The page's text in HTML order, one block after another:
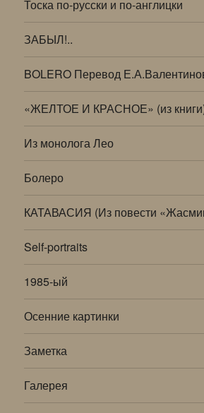
Тоска по-русски и по-англицки
ЗАБЫЛ!..
BOLERO Перевод
«ЖЕЛТОЕ И КРАСНОЕ» (из
Из монолога Лео
Болеро
КАТАВАСИЯ (Из повести
Self-portraits
1985-ый
Осенние картинки
Заметка
Галерея